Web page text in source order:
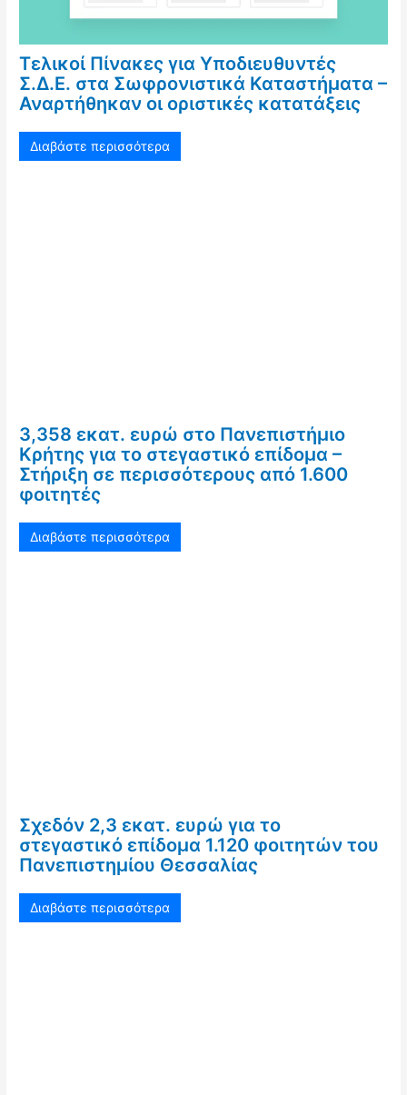
Τελικοί Πίνακες για Υποδιευθυντές
Σ.Δ.Ε. στα Σωφρονιστικά Καταστήματα –
Αναρτήθηκαν οι οριστικές κατατάξεις
Διαβάστε περισσότερα
3,358 εκατ. ευρώ στο Πανεπιστήμιο
Κρήτης για το στεγαστικό επίδομα –
Στήριξη σε περισσότερους από 1.600
φοιτητές
Διαβάστε περισσότερα
Σχεδόν 2,3 εκατ. ευρώ για το
στεγαστικό επίδομα 1.120 φοιτητών του
Πανεπιστημίου Θεσσαλίας
Διαβάστε περισσότερα